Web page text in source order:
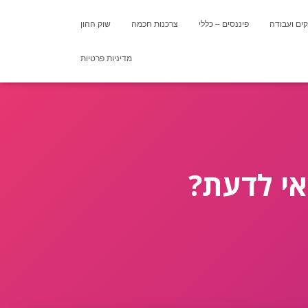
ועבודה פיננסים – כללי צרכנות חכמה שוק ההון
מדיניות פרטיות
לדעת?